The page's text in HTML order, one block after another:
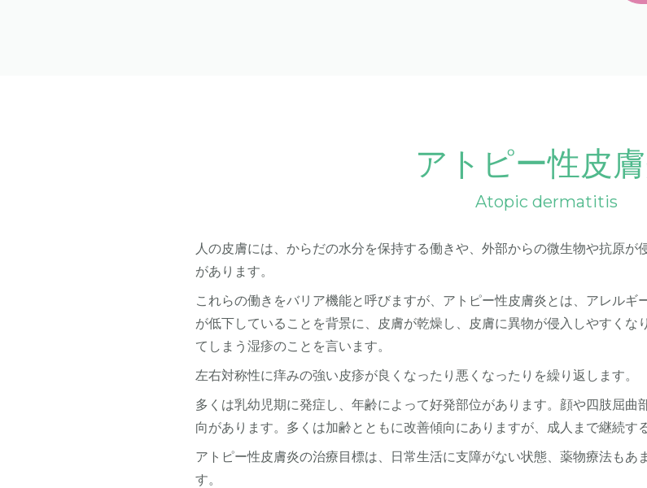
アトピー性皮
atopic dermatitis
人の皮膚には、からだの水分を保持する働きや、外部からの微生物や抗原が
があります。
これらの働きをバリア機能と呼びますが、アトピー性皮膚炎とは、アレルギ
が低下していることを背景に、皮膚が乾燥し、皮膚に異物が侵入しやすくな
てしまう湿疹のことを言います。
左右対称性に痒みの強い皮疹が良くなったり悪くなったりを繰り返します。
多くは乳幼児期に発症し、年齢によって好発部位があります。顔や四肢屈曲
向があります。多くは加齢とともに改善傾向にありますが、成人まで継続す
アトピー性皮膚炎の治療目標は、日常生活に支障がない状態、薬物療法もあ
す。